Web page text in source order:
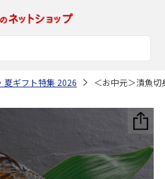
夏ギフト特集 2026 ＜お中元＞漬魚切